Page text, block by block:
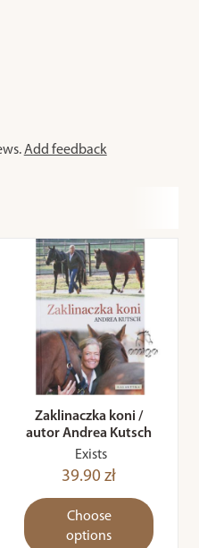
Add feedback
Zaklinaczka koni /
autor Andrea Kutsch
Exists
39.90 zł
Choose
options